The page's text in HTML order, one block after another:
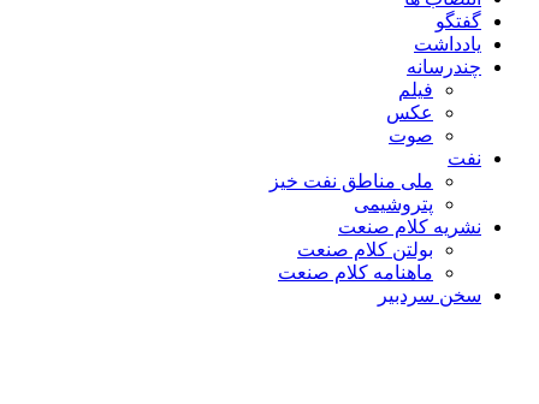
گفتگو
یادداشت
چندرسانه
فیلم
عکس
صوت
نفت
ملی مناطق نفت خیز
پتروشیمی
نشریه کلام صنعت
بولتن کلام صنعت
ماهنامه کلام صنعت
سخن سردبیر